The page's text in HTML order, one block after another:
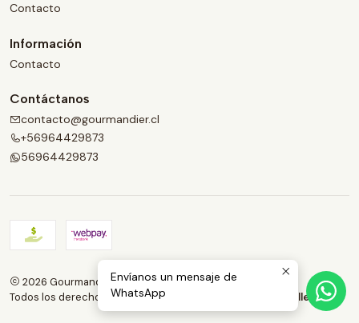
Contacto
Información
Contacto
Contáctanos
contacto@gourmandier.cl
+56964429873
56964429873
2026 Gourmandier.
Todos los derechos reservados.
Desarrollado por Jumpseller
Envíanos un mensaje de
WhatsApp